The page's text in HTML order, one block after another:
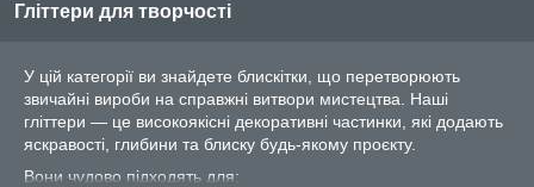
Гліттери для творчості
У цій категорії ви знайдете блискітки, що перетворюють
звичайні вироби на справжні витвори мистецтва. Наші
гліттери — це високоякісні декоративні частинки, які додають
яскравості, глибини та блиску будь-якому проєкту.
Вони чудово підходять для: